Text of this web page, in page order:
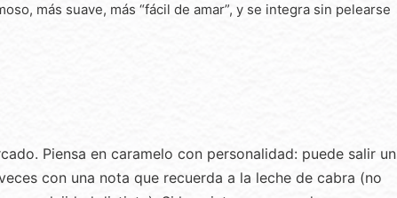
más suave, más “fácil de amar”, y se integra sin pelearse
Piensa en caramelo con personalidad: puede salir un
con una nota que recuerda a la leche de cabra (no